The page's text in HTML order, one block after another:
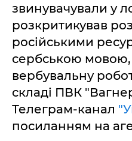
звинувачували у
розкритикував
російськими
сербською мовою,
вербувальну
складі ПВК
Телеграм-канал
посиланням на